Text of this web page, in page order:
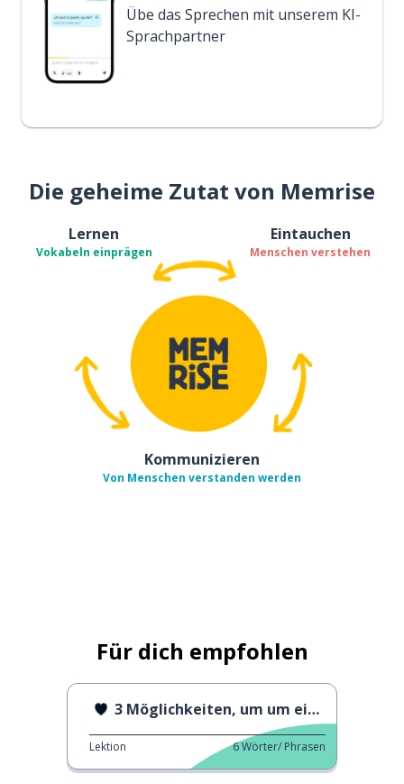
Übe das Sprechen mit unserem KI-
Sprachpartner
Die geheime Zutat von Memrise
Lernen
Vokabeln einprägen
Eintauchen
Menschen verstehen
Kommunizieren
Von Menschen verstanden werden
Für dich empfohlen
3 Möglichkeiten, um um einen Gefallen zu bitten
Lektion 6Wörter/ Phrasen